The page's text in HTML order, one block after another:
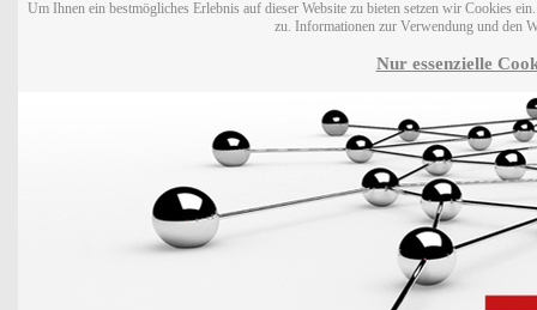
Um Ihnen ein bestmögliches Erlebnis auf dieser Website zu bieten setzen wir Cookies
zu. Informationen zur Verwendung und den
Nur essenzielle